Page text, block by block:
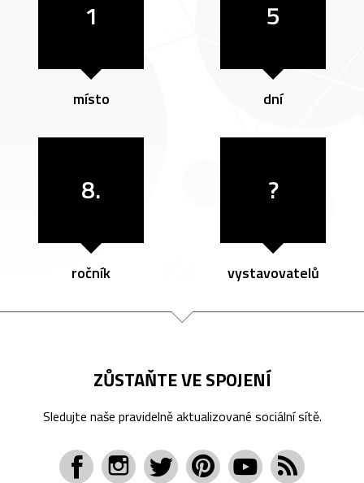
1
místo
5
dní
8.
ročník
?
vystavovatelů
ZŮSTAŇTE VE SPOJENÍ
Sledujte naše pravidelně aktualizované sociální sítě.